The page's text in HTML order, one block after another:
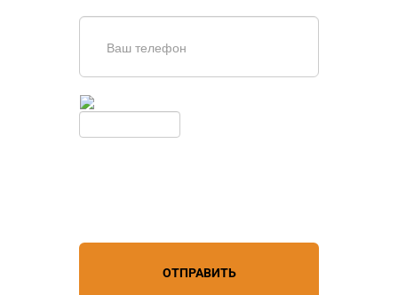
ОТПРАВИТЬ